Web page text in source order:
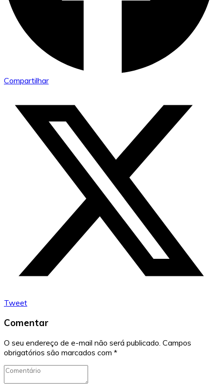
Compartilhar
Tweet
Comentar
O seu endereço de e-mail não será publicado. Campos
obrigatórios são marcados com *